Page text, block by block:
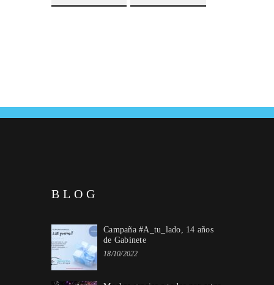
BLOG
Campaña #A_tu_lado, 14 años
de Gabinete
18/10/2022